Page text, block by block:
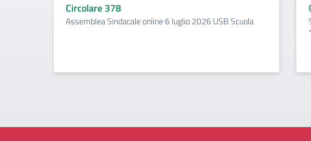
Circolare 378
Assemblea Sindacale online 6 luglio 2026 USB Scuola